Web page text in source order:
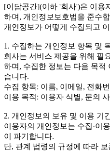
[이담공간](이하 '회사')은 이용
하며, 개인정보보호법을 준수
개인정보가 어떻게 수집되고
1. 수집하는 개인정보 항목 및
회사는 서비스 제공을 위해 필
하며, 수집한 정보는 다음 목적
습니다.
수집 항목: 이름, 이메일, 전화
이용 목적: 이용자 식별, 문의
2. 개인정보의 보유 및 이용 기
이용자의 개인정보는 수집·이
이 파기합니다.
단, 관계 법령의 규정에 따라